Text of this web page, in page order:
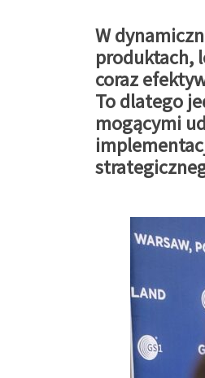
W
produktach,
coraz
To dlatego
mogącymi